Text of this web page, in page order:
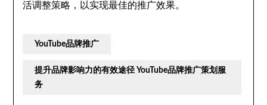
活调整策略，以实现最佳的推广效果。
YouTube品牌推广
提升品牌影响力的有效途径 YouTube品牌推广策划服
务